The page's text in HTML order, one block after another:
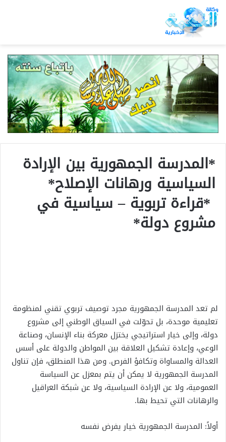
*المدرسة الجمهورية بين الإرادة
السياسية ورهانات الإصلاح*
*قراءة تربوية – سياسية في
مشروع دولة*
لم تعد المدرسة الجمهورية مجرد توصيف تربوي تقني لمنظومة
تعليمية موحدة، بل تحوّلت في السياق الوطني إلى مشروع
دولة، وإلى خيار استراتيجي يختزل معركة بناء الإنسان، وصناعة
الوعي، وإعادة تشكيل العلاقة بين المواطن والدولة على أسس
العدالة والمساواة وتكافؤ الفرص. ومن هذا المنطلق، فإن تناول
المدرسة الجمهورية لا يمكن أن يتم بمعزل عن السياسة
العمومية، ولا عن الإرادة السياسية، ولا عن شبكة العراقيل
والرهانات التي تحيط بها.
أولاً: المدرسة الجمهورية خيار يفرض نفسه